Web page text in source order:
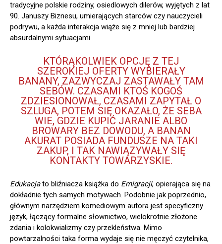
tradycyjne polskie rodziny, osiedlowych dilerów, wyjętych z lat
90. Januszy Biznesu, umierających starców czy nauczycieli
podrywu, a każda interakcja wiąże się z mniej lub bardziej
absurdalnymi sytuacjami.
KTÓRĄKOLWIEK OPCJĘ Z TEJ
SZEROKIEJ OFERTY WYBIERAŁY
BANANY, ZAZWYCZAJ ZASTAWAŁY TAM
SEBÓW. CZASAMI KTOŚ KOGOŚ
ZDZIESIONOWAŁ, CZASAMI ZAPYTAŁ O
SZLUGA, POTEM SIĘ OKAZAŁO, ŻE SEBA
WIE, GDZIE KUPIĆ JARANIE ALBO
BROWARY BEZ DOWODU, A BANAN
AKURAT POSIADA FUNDUSZE NA TAKI
ZAKUP, I TAK NAWIĄZYWAŁY SIĘ
KONTAKTY TOWARZYSKIE.
Edukacjato bliźniacza książka do Emigracji, opierająca się na
dokładnie tych samych motywach. Podobnie jak poprzednio,
głównym narzędziem komediowym autora jest specyficzny
język, łączący formalne słownictwo, wielokrotnie złożone
zdania i kolokwializmy czy przekleństwa. Mimo
powtarzalności taka forma wydaje się nie męczyć czytelnika,